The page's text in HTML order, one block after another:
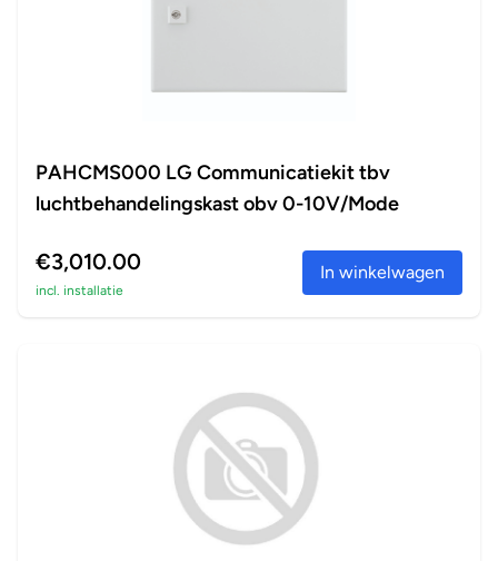
PAHCMS000 LG Communicatiekit tbv
luchtbehandelingskast obv 0-10V/Mode
€3,010.00
incl. installatie
In winkelwagen